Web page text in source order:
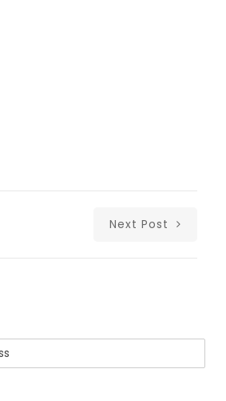
Next Post